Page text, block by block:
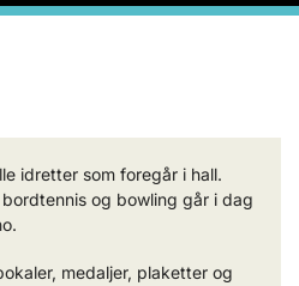
idretter som foregår i hall.
og bowling går i dag
medaljer, plaketter og